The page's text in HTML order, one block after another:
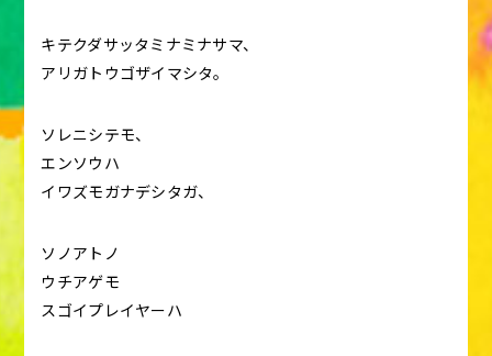
キテクダサッタミナミナサマ、
アリガトウゴザイマシタ。
ソレニシテモ、
エンソウハ
イワズモガナデシタガ、
ソノアトノ
ウチアゲモ
スゴイプレイヤーハ